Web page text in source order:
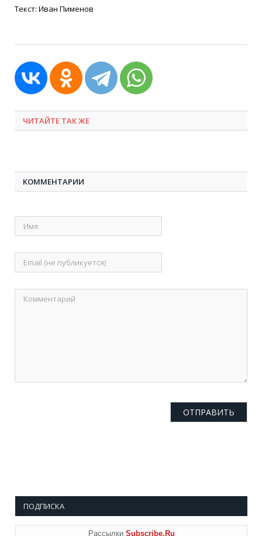
Текст: Иван Пименов
ЧИТАЙТЕ ТАК ЖЕ
КОММЕНТАРИИ
ПОДПИСКА
Рассылки Subscribe.Ru